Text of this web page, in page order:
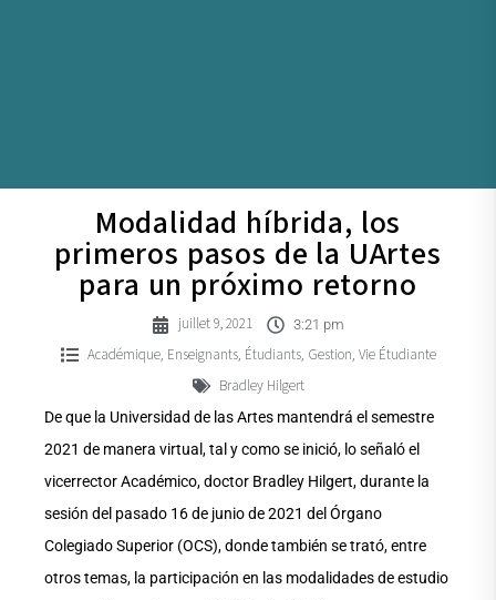
Modalidad híbrida, los
primeros pasos de la UArtes
para un próximo retorno
juillet 9, 2021 3:21 pm
Académique, Enseignants, Étudiants, Gestion, Vie Étudiante
Bradley Hilgert
De que la Universidad de las Artes mantendrá el semestre
2021 de manera virtual, tal y como se inició, lo señaló el
vicerrector Académico, doctor Bradley Hilgert, durante la
sesión del pasado 16 de junio de 2021 del Órgano
Colegiado Superior (OCS), donde también se trató, entre
otros temas, la participación en las modalidades de estudio